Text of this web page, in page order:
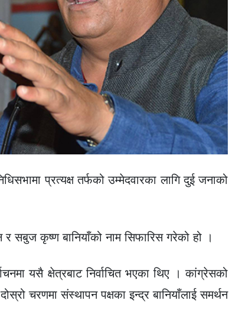
प्रत्यक्ष तर्फको उम्मेदवारका लागि दुई जनाको
सबुज कृष्ण बानियाँको नाम सिफारिस गरेको हो ।
यसै क्षेत्रबाट निर्वाचित भएका थिए । कांग्रेसको
चरणमा संस्थापन पक्षका इन्द्र बानियाँलाई समर्थन